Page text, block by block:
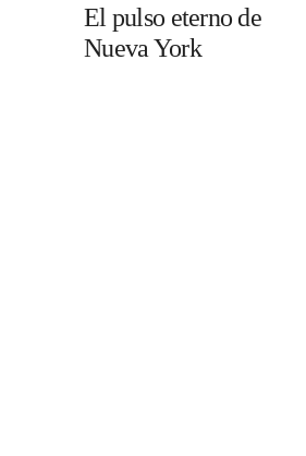
El pulso eterno de
Nueva York